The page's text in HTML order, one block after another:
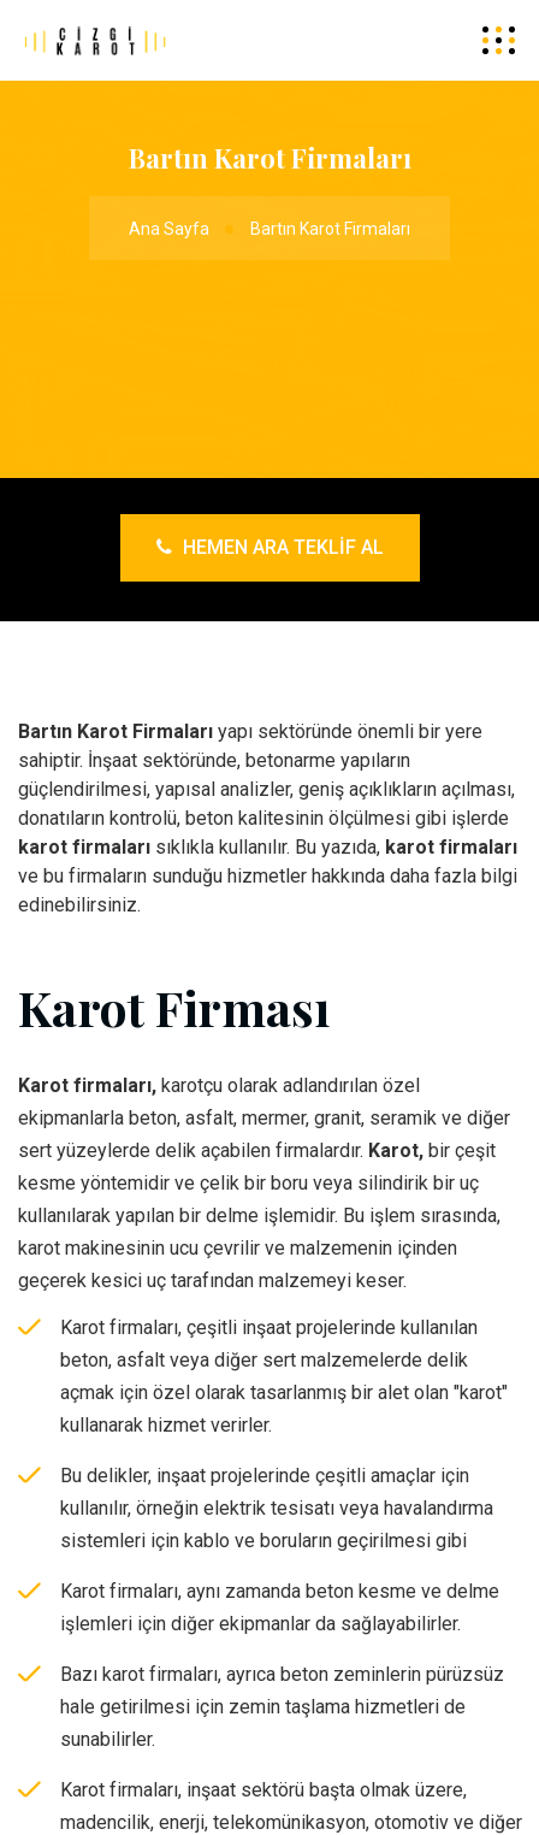
Bartın Karot Firmaları
Ana Sayfa Bartın Karot Firmaları
HEMEN ARA TEKLIF AL
Bartın Karot Firmaları yapı sektöründe önemli bir yere
sahiptir. İnşaat sektöründe, betonarme yapıların
güçlendirilmesi, yapısal analizler, geniş açıklıkların açılması,
donatıların kontrolü, beton kalitesinin ölçülmesi gibi işlerde
karot firmaları sıklıkla kullanılır. Bu yazıda, karot firmaları
ve bu firmaların sunduğu hizmetler hakkında daha fazla bilgi
edinebilirsiniz.
Karot Firması
Karot firmaları, karotçu olarak adlandırılan özel
ekipmanlarla beton, asfalt, mermer, granit, seramik ve diğer
sert yüzeylerde delik açabilen firmalardır. Karot, bir çeşit
kesme yöntemidir ve çelik bir boru veya silindirik bir uç
kullanılarak yapılan bir delme işlemidir. Bu işlem sırasında,
karot makinesinin ucu çevrilir ve malzemenin içinden
geçerek kesici uç tarafından malzemeyi keser.
Karot firmaları, çeşitli inşaat projelerinde kullanılan
beton, asfalt veya diğer sert malzemelerde delik
açmak için özel olarak tasarlanmış bir alet olan "karot"
kullanarak hizmet verirler.
Bu delikler, inşaat projelerinde çeşitli amaçlar için
kullanılır, örneğin elektrik tesisatı veya havalandırma
sistemleri için kablo ve boruların geçirilmesi gibi
Karot firmaları, aynı zamanda beton kesme ve delme
işlemleri için diğer ekipmanlar da sağlayabilirler.
Bazı karot firmaları, ayrıca beton zeminlerin pürüzsüz
hale getirilmesi için zemin taşlama hizmetleri de
sunabilirler.
Karot firmaları, inşaat sektörü başta olmak üzere,
madencilik, enerji, telekomünikasyon, otomotiv ve diğer